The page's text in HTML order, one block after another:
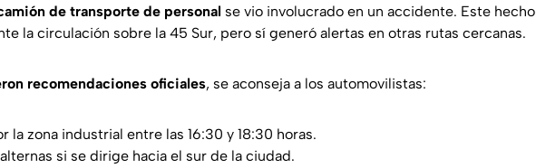
de transporte de personal se vio involucrado en un accidente. Este hecho
la circulación sobre la 45 Sur, pero sí generó alertas en otras rutas cercanas.
recomendaciones oficiales, se aconseja a los automovilistas:
la zona industrial entre las 16:30 y 18:30 horas.
si se dirige hacia el sur de la ciudad.